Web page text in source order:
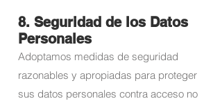
8. Seguridad de los Datos
Personales
Adoptamos medidas de seguridad
razonables y apropiadas para proteger
sus datos personales contra acceso no